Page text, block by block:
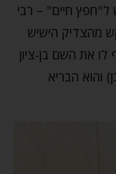
ל"חפץ חיים" – רבי
מהצדיק הישיש
לו את השם בן-ציון
והוא הבריא